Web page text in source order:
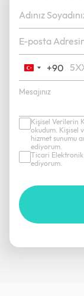
Turkey
+90
+90
Kişisel Verilerin
okudum. Kişisel
hizmet sunumu
ediyorum.
Ticari
ediyorum.